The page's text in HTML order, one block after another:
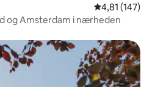
4,81 ud af 5 i
4,81 (147)
og Amsterdam i nærheden